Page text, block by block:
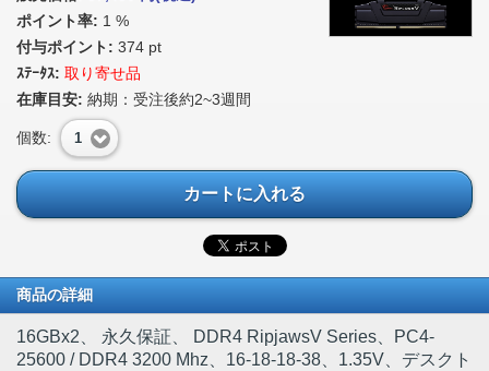
ポイント率: 1 %
付与ポイント: 374 pt
ｽﾃｰﾀｽ: 取り寄せ品
在庫目安: 納期：受注後約2~3週間
個数: 1
カートに入れる
商品の詳細
16GBx2 、 永久保証、 DDR4 RipjawsV Series、PC4-
25600 / DDR4 3200 Mhz、16-18-18-38、1.35V、デスクト